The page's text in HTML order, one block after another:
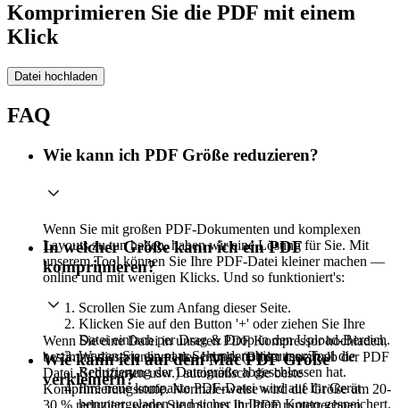
Komprimieren Sie die PDF mit einem
Klick
Datei hochladen
FAQ
Wie kann ich PDF Größe reduzieren?
Wenn Sie mit großen PDF-Dokumenten und komplexen
Layouts zu tun haben, haben wir eine Lösung für Sie. Mit
unserem Tool können Sie Ihre PDF-Datei kleiner machen —
online und mit wenigen Klicks. Und so funktioniert's:
Scrollen Sie zum Anfang dieser Seite.
Klicken Sie auf den Button '+' oder ziehen Sie Ihre
Datei einfach per Drag & Drop in den Upload-Bereich.
Warten Sie ein paar Sekunden, bis unser Tool die
Reduzierung der Dateigröße abgeschlossen hat.
Ihre neue kompakte PDF-Datei wird auf Ihr Gerät
heruntergeladen und sicher in Ihrem Konto gespeichert.
In welcher Größe kann ich ein PDF
komprimieren?
Wenn Sie eine Datei in unseren PDF Kompressor hochladen,
bestimmt dieser anhand des Inhalts (Bilder innerhalb der PDF
Datei, Schriftarten usw.) automatisch die beste
Komprimierungsstufe. Normalerweise wird die Größe um 20-
Wie kann ich auf dem Mac PDF Größe
verkleinern?